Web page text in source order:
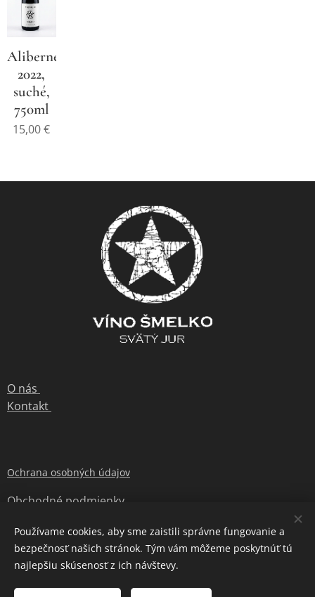
Alibernet
2022,
suché,
750ml
15,00€
O nás
Kontakt
Ochrana osobných údajov
Obchodné podmienky
© 2020 Jurské Víno s.r.o. všetky práva vyhradené
Jazyky
Používame cookies, aby sme zaistili správne fungovanie a
bezpečnosť našich stránok. Tým vám môžeme poskytnúť tú
najlepšiu skúsenosť z ich návštevy.